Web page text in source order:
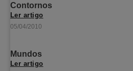
Contornos
Ler artigo
05/04/2010
Mundos
Ler artigo